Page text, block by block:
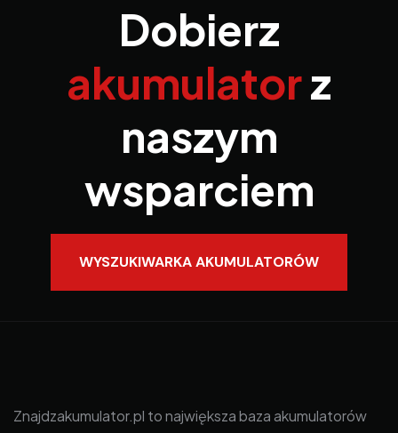
Dobierz
akumulatorz
naszym
wsparciem
WYSZUKIWARKA AKUMULATORÓW
Znajdzakumulator.pl to największa baza akumulatorów